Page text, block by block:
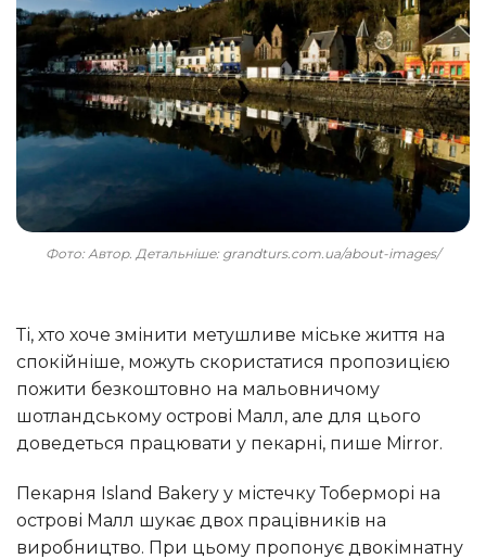
Фото: Автор. Детальніше: grandturs.com.ua/about-images/
Ті, хто хоче змінити метушливе міське життя на
спокійніше, можуть скористатися пропозицією
пожити безкоштовно на мальовничому
шотландському острові Малл, але для цього
доведеться працювати у пекарні, пише Mirror.
Пекарня Island Bakery у містечку Тоберморі на
острові Малл шукає двох працівників на
виробництво. При цьому пропонує двокімнатну